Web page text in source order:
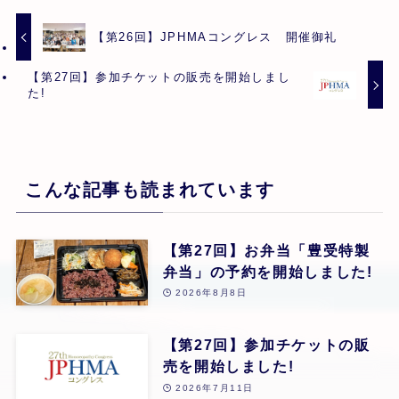
【第26回】JPHMAコングレス 開催御礼
【第27回】参加チケットの販売を開始しまし
た!
こんな記事も読まれています
【第27回】お弁当「豊受特製
弁当」の予約を開始しました!
2026年8月8日
【第27回】参加チケットの販
売を開始しました!
2026年7月11日